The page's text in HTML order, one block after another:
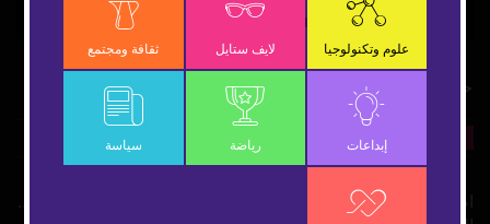
Videoجائزة الأبحاث المضحكة
4 أكتوبر 2022
اضحك ثم فكر.. جائزة علمية مرموقة تجمع بين الذكاء وخفة الدم..
علوم وتكنولوجيا لايف ستايل ثقافة ومجتمع
إبداعات رياضة سياسة